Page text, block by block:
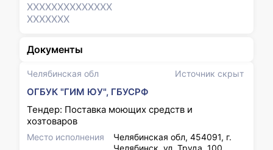
Челябинская обл Источник скрыт
ОГБУК "ГИМ ЮУ", ГБУСРФ
Тендер: Поставка моющих средств и
хозтоваров
Место исполнения
Челябинская обл, 454091, г.
Челябинск, ул. Труда, 100
XXXXXXXXXXXXXX
XXXXXXX
Документы